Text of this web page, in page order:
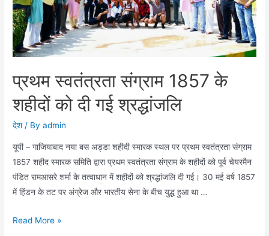
राशन
प्रथम स्वतंत्रता संग्राम 1857 के
शहीदों को दी गई श्रद्धांजलि
देश/ Byadmin
यूपी – गाजियाबाद नया बस अड्डा शहीदी स्मारक स्थल पर प्रथम स्वतंत्रता संग्राम
1857 शहीद स्मारक समिति द्वारा प्रथम स्वतंत्रता संग्राम के शहीदों को पूर्व चेयरमैन
पंडित रामआसरे शर्मा के तत्वाधान में शहीदों को श्रद्धांजलि दी गई। 30 मई वर्ष 1857
में हिंडन के तट पर अंग्रेज और भारतीय सेना के बीच युद्ध हुआ था …
प्रथम
Read More »